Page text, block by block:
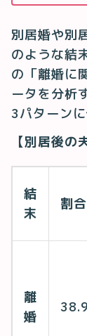
別居婚や別
のような結
の「離婚に
ータを分析
3パターンに
【別居後の
結
末
割合
離
婚